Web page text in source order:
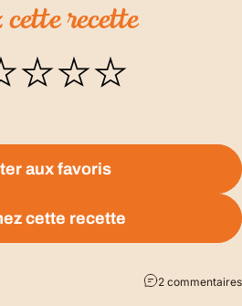
cetterecette
aux favoris
cette recette
2 commentaires